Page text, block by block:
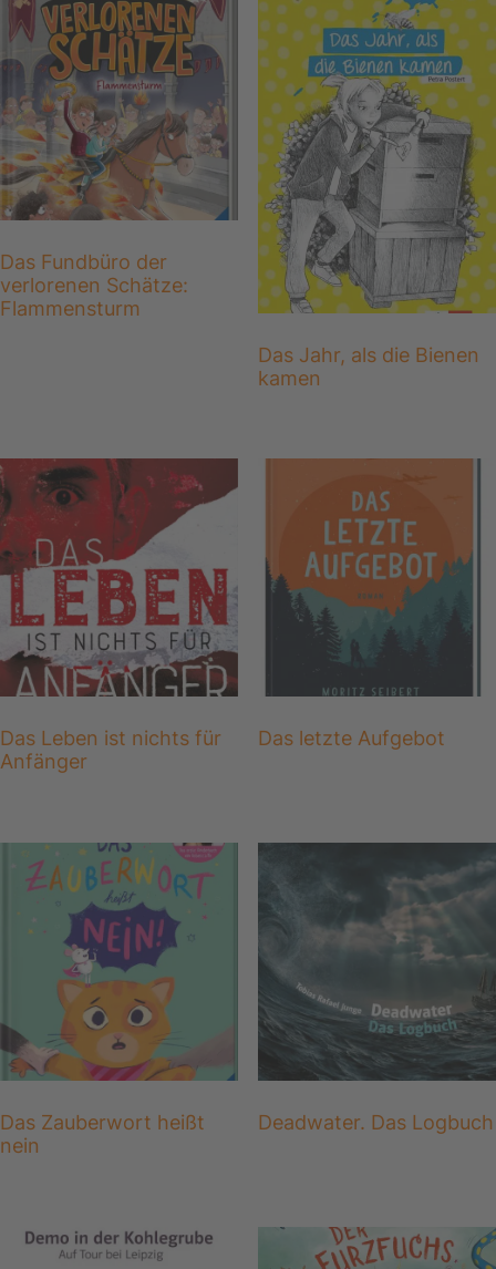
Das Fundbüro der
verlorenen Schätze:
Flammensturm
Das Jahr, als die Bienen
kamen
Das Leben ist nichts für
Anfänger
Das letzte Aufgebot
Das Zauberwort heißt
nein
Deadwater. Das Logbuch